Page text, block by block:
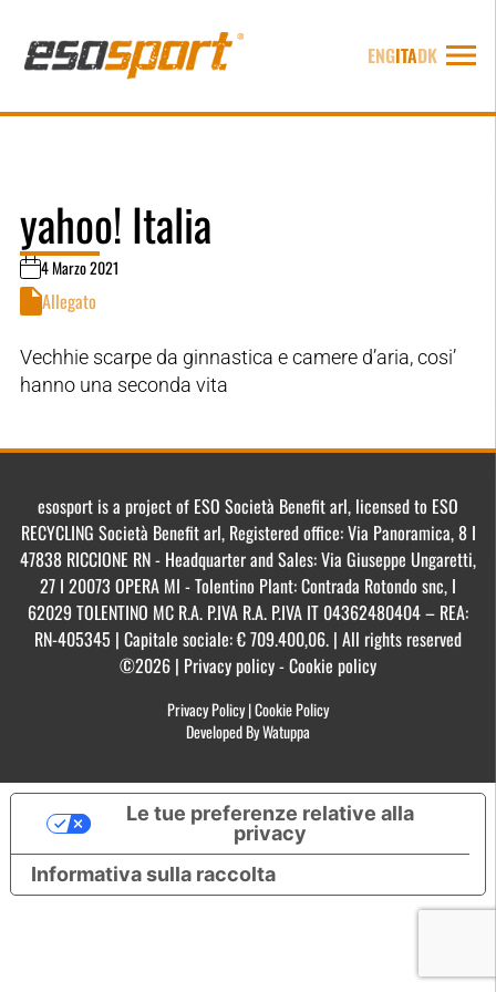
ENGITADK
yahoo! Italia
4 Marzo 2021
Allegato
Vechhie scarpe da ginnastica e camere d’aria, cosi’
hanno una seconda vita
esosport is a project of ESO Società Benefit arl, licensed to ESO
RECYCLING Società Benefit arl, Registered office: Via Panoramica, 8 I
47838 RICCIONE RN - Headquarter and Sales: Via Giuseppe Ungaretti,
27 I 20073 OPERA MI - Tolentino Plant: Contrada Rotondo snc, I
62029 TOLENTINO MC R.A. P.IVA R.A. P.IVA IT 04362480404 – REA:
RN-405345 | Capitale sociale: € 709.400,06. | All rights reserved
©2026 | Privacy policy - Cookie policy
Privacy Policy|Cookie Policy
Developed By Watuppa
Informativa sulla raccolta
Le tue preferenze relative alla
privacy